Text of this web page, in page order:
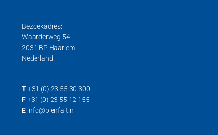
Bezoekadres:
Waarderweg 54
2031 BP Haarlem
Nederland
T +31 (0) 23 55 30 300
F +31 (0) 23 55 12 155
E info@bienfait.nl